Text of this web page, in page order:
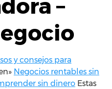
–
y consejos para
Negocios rentables sin
sin dinero Estas